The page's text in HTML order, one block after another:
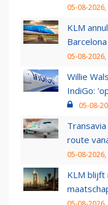
05-08-
KLM
05-08-2026,
Willie
IndiGo:
05-08-
route
05-08-
KLM blijft